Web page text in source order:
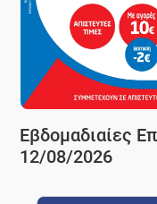
Εβδομαδιαίες
12/08/2026